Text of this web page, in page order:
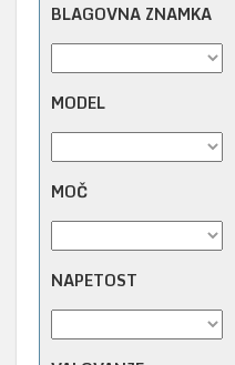
BLAGOVNA ZNAMKA
MODEL
MOČ
NAPETOST